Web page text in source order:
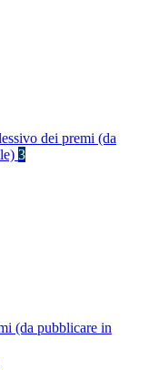
dei premi (da
3
(da pubblicare in